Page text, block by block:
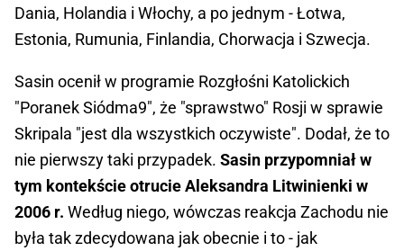
Dania, Holandia i Włochy, a po jednym - Łotwa,
Estonia, Rumunia, Finlandia, Chorwacja i Szwecja.
Sasin ocenił w programie Rozgłośni Katolickich
"Poranek Siódma9", że "sprawstwo" Rosji w sprawie
Skripala "jest dla wszystkich oczywiste". Dodał, że to
nie pierwszy taki przypadek. Sasin przypomniał w
tym kontekście otrucie Aleksandra Litwinienki w
2006 r. Według niego, wówczas reakcja Zachodu nie
była tak zdecydowana jak obecnie i to - jak